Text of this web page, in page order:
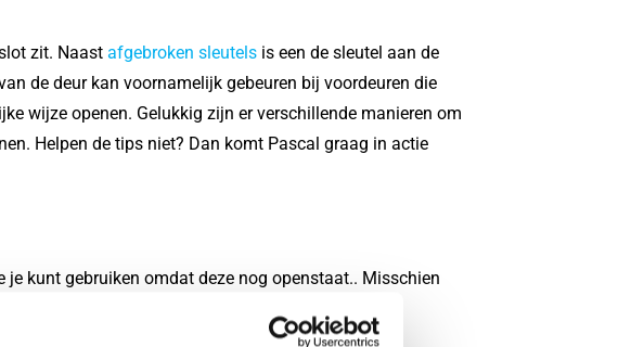
zit. Naast afgebroken sleutels is een de sleutel aan de
de deur kan voornamelijk gebeuren bij voordeuren die
wijze openen. Gelukkig zijn er verschillende manieren om
Helpen de tips niet? Dan komt Pascal graag in actie
kunt gebruiken omdat deze nog openstaat.. Misschien
of openen van het slot besparen.